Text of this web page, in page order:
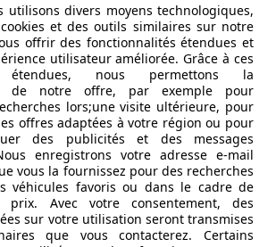
utilisons divers moyens technologiques,
et des outils similaires sur notre
offrir des fonctionnalités étendues et
utilisateur améliorée. Grâce à ces
étendues, nous permettons la
de notre offre, par exemple pour
lors;une visite ultérieure, pour
offres adaptées à votre région ou pour
des publicités et des messages
enregistrons votre adresse e-mail
vous la fournissez pour des recherches
véhicules favoris ou dans le cadre de
prix. Avec votre consentement, des
sur votre utilisation seront transmises
que vous contacterez. Certains